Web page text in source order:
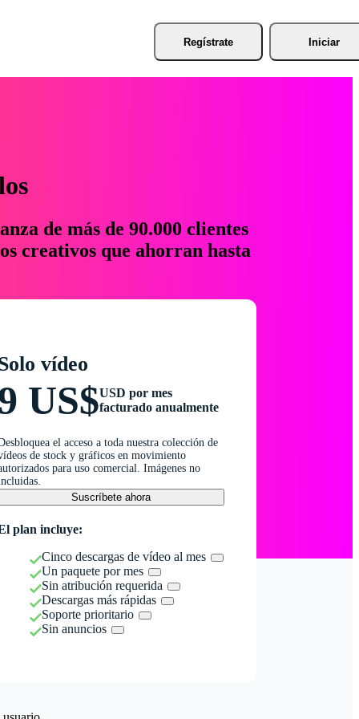
Regístrate Iniciar
de más de 90.000 clientes
creativos que ahorran hasta
vídeo
US$USD por mes
facturado anualmente
el acceso a toda nuestra colección de
de stock y gráficos en movimiento
para uso comercial. Imágenes no
Suscríbete ahora
plan incluye:
Cinco descargas de vídeo al mes
Un paquete por mes
Sin atribución requerida
Descargas más rápidas
Soporte prioritario
Sin anuncios